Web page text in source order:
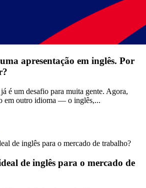
apresentação em inglês. Por
é um desafio para muita gente. Agora,
em outro idioma — o inglês,...
de inglês para o mercado de